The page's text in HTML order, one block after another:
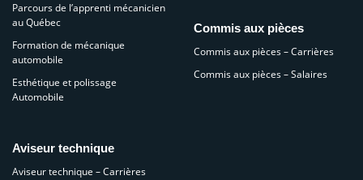
Parcours de l’apprenti mécanicien
au Québec
Formation de mécanique
automobile
Esthétique et polissage
Automobile
Aviseur technique
Aviseur technique – Carrières
Commis aux pièces
Commis aux pièces – Carrières
Commis aux pièces – Salaires